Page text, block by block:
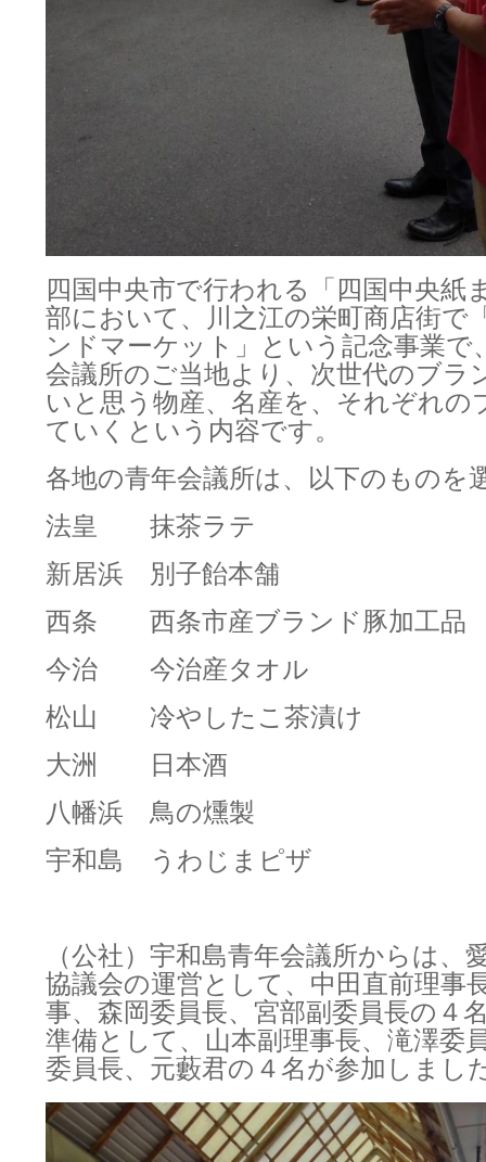
四国中央市で行われる「四国中央紙
部において、川之江の栄町商店街で
ンドマーケット」という記念事業で
会議所のご当地より、次世代のブラ
いと思う物産、名産を、それぞれの
ていくという内容です。
各地の青年会議所は、以下のものを
法皇 抹茶ラテ
新居浜 別子飴本舗
西条 西条市産ブランド豚加工品
今治 今治産タオル
松山 冷やしたこ茶漬け
大洲 日本酒
八幡浜 鳥の燻製
宇和島 うわじまピザ
（公社）宇和島青年会議所からは、
協議会の運営として、中田直前理事
事、森岡委員長、宮部副委員長の４
準備として、山本副理事長、滝澤委
委員長、元藪君の４名が参加しまし